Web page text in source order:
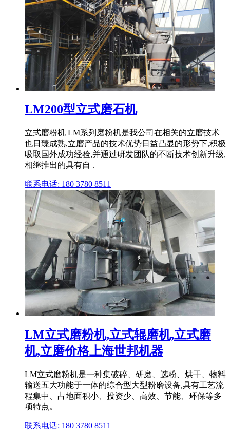
LM200型立式磨石机
立式磨粉机 LM系列磨粉机是我公司在相关的立磨技术
也日臻成熟,立磨产品的技术优势日益凸显的形势下,积极
吸取国外成功经验,并通过研发团队的不断技术创新升级,
相继推出的具有自 .
联系电话: 180 3780 8511
LM立式磨粉机,立式辊磨机,立式磨
机,立磨价格上海世邦机器
LM立式磨粉机是一种集破碎、研磨、选粉、烘干、物料
输送五大功能于一体的综合型大型粉磨设备,具有工艺流
程集中、占地面积小、投资少、高效、节能、环保等多
项特点。
联系电话: 180 3780 8511